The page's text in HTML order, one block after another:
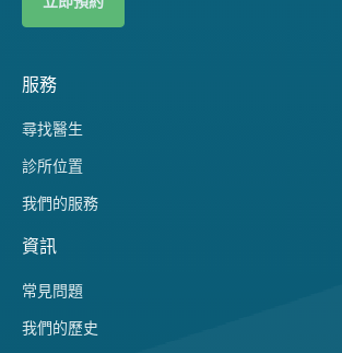
服務
尋找醫生
診所位置
我們的服務
資訊
常見問題
我們的歷史